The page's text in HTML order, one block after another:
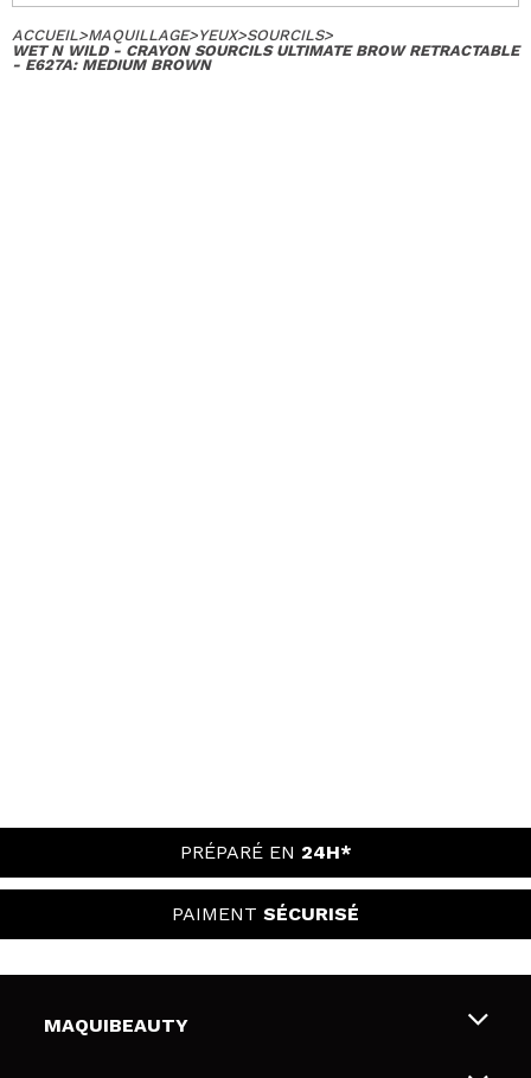
ACCUEIL>MAQUILLAGE>YEUX>SOURCILS>
WET N WILD - CRAYON SOURCILS ULTIMATE BROW RETRACTABLE
- E627A: MEDIUM BROWN
PRÉPARÉ EN 24H*
PAIMENT SÉCURISÉ
MAQUIBEAUTY